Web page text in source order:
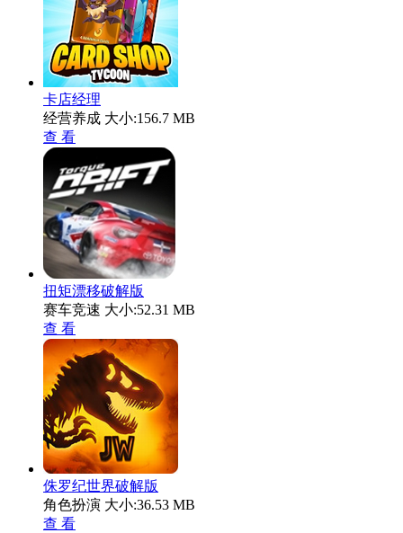
卡店经理
经营养成 大小:156.7 MB
查 看
扭矩漂移破解版
赛车竞速 大小:52.31 MB
查 看
侏罗纪世界破解版
角色扮演 大小:36.53 MB
查 看